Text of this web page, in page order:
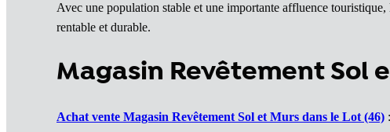
Avec une population stable et une importante affluence
rentable et durable.
Magasin Revêtement Sol
Achat vente Magasin Revêtement Sol et Murs dans le Lot (46)